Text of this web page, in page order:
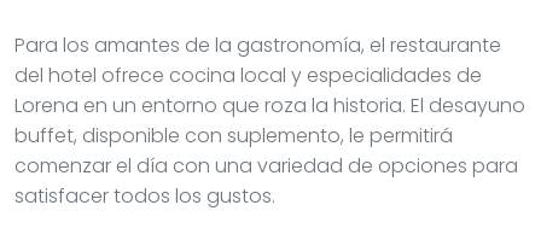
Para los amantes de la gastronomía, el restaurante
del hotel ofrece cocina local y especialidades de
Lorena en un entorno que roza la historia. El desayuno
buffet, disponible con suplemento, le permitirá
comenzar el día con una variedad de opciones para
satisfacer todos los gustos.